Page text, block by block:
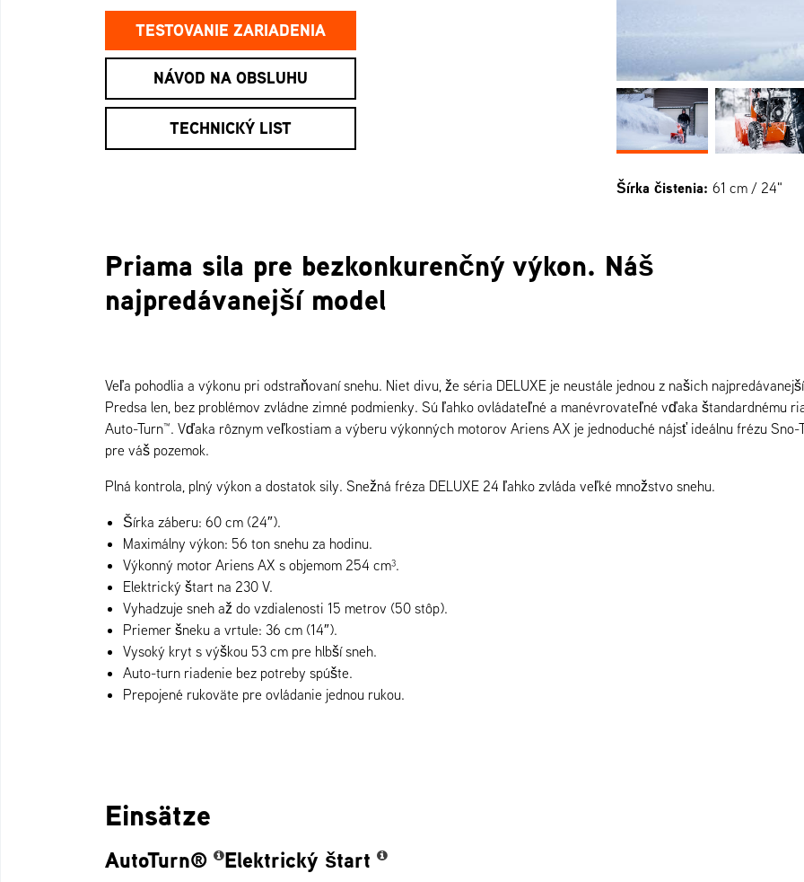
TESTOVANIE ZARIADENIA
NÁVOD NA OBSLUHU
TECHNICKÝ LIST
Šírka čistenia: 61 cm / 24"
Priama sila pre bezkonkurenčný výkon. Náš
najpredávanejší model
Veľa pohodlia a výkonu pri odstraňovaní snehu. Niet divu, že séria DELUXE je neustále jednou z našich
Predsa len, bez problémov zvládne zimné podmienky. Sú ľahko ovládateľné a manévrovateľné vďaka štandardnému
Auto-Turn™. Vďaka rôznym veľkostiam a výberu výkonných motorov Ariens AX je jednoduché nájsť ideálnu frézu
pre váš pozemok.
Plná kontrola, plný výkon a dostatok sily. Snežná fréza DELUXE 24 ľahko zvláda veľké množstvo snehu.
Šírka záberu: 60 cm (24″).
Maximálny výkon: 56 ton snehu za hodinu.
Výkonný motor Ariens AX s objemom 254 cm³.
Elektrický štart na 230 V.
Vyhadzuje sneh až do vzdialenosti 15 metrov (50 stôp).
Priemer šneku a vrtule: 36 cm (14″).
Vysoký kryt s výškou 53 cm pre hlbší sneh.
Auto-turn riadenie bez potreby spúšte.
Prepojené rukoväte pre ovládanie jednou rukou.
Einsätze
AutoTurn® Elektrický štart